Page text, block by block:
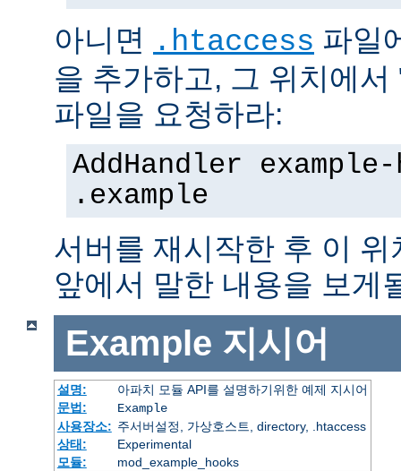
아니면 .htaccess 파일
을 추가하고, 그 위치에
파일을 요청하라:
AddHandler
.example
서버를 재시작한 후 이
앞에서 말한 내용을 보게
Example 지시어
설명:
아파치 모듈 API를 설명하기위한 예제 지시어
문법:
Example
사용장소: 주서버설정, 가상호스트, directory, .htaccess
상태:
Experimental
모듈:
mod_example_hooks